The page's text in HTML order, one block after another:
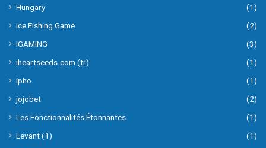
Hungary
(1)
Ice Fishing Game
(2)
IGAMING
(3)
iheartseeds.com (tr)
(1)
ipho
(1)
jojobet
(2)
Les Fonctionnalités Étonnantes
(1)
Levant (1)
(1)